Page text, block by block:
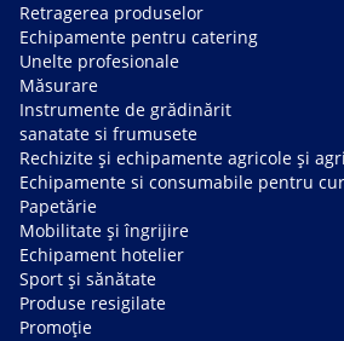
Retragerea produselor
Echipamente pentru catering
Unelte profesionale
Măsurare
Instrumente de grădinărit
sanatate si frumusete
Rechizite și echipamente agricole și
Echipamente si consumabile pentru
Papetărie
Mobilitate și îngrijire
Echipament hotelier
Sport și sănătate
Produse resigilate
Promoție